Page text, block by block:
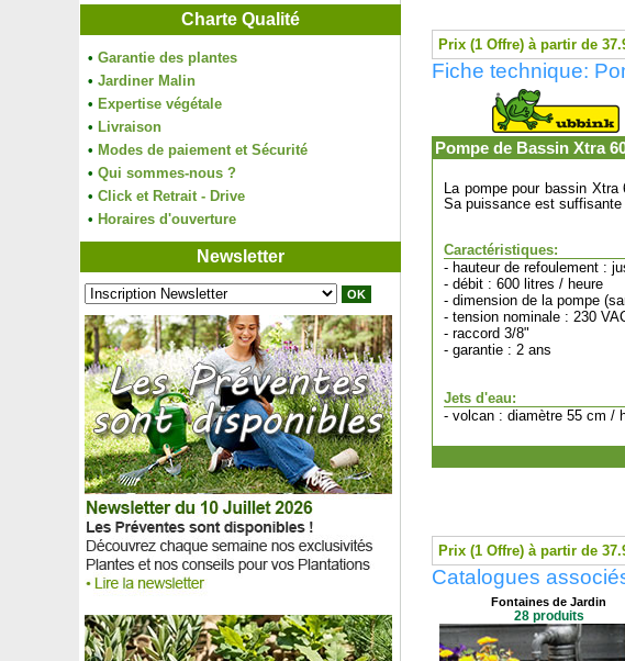
Charte Qualité
• Garantie des plantes
• Jardiner Malin
• Expertise végétale
• Livraison
• Modes de paiement et Sécurité
• Qui sommes-nous ?
• Click et Retrait - Drive
• Horaires d'ouverture
Newsletter
Prix (1 Offre) à partir de
Fiche technique:
Pompe de Bassin Xtra
La pompe pour bassin
Sa puissance est suffisante
Caractéristiques:
- hauteur de refoulement :
- débit : 600 litres / heure
- dimension de la pompe
- tension nominale : 230
- raccord 3/8"
- garantie : 2 ans
Jets d'eau:
- volcan : diamètre 55 cm /
Prix (1 Offre) à partir de
Catalogues
Fontaines de Jardin
28 produits